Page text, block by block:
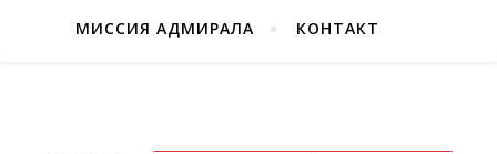
МИССИЯ АДМИРАЛА КОНТАКТ